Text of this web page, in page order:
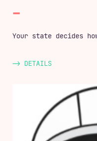
Your state decides
-> DETAILS